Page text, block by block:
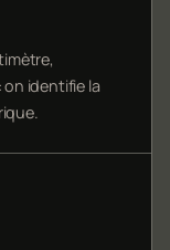
identifie la